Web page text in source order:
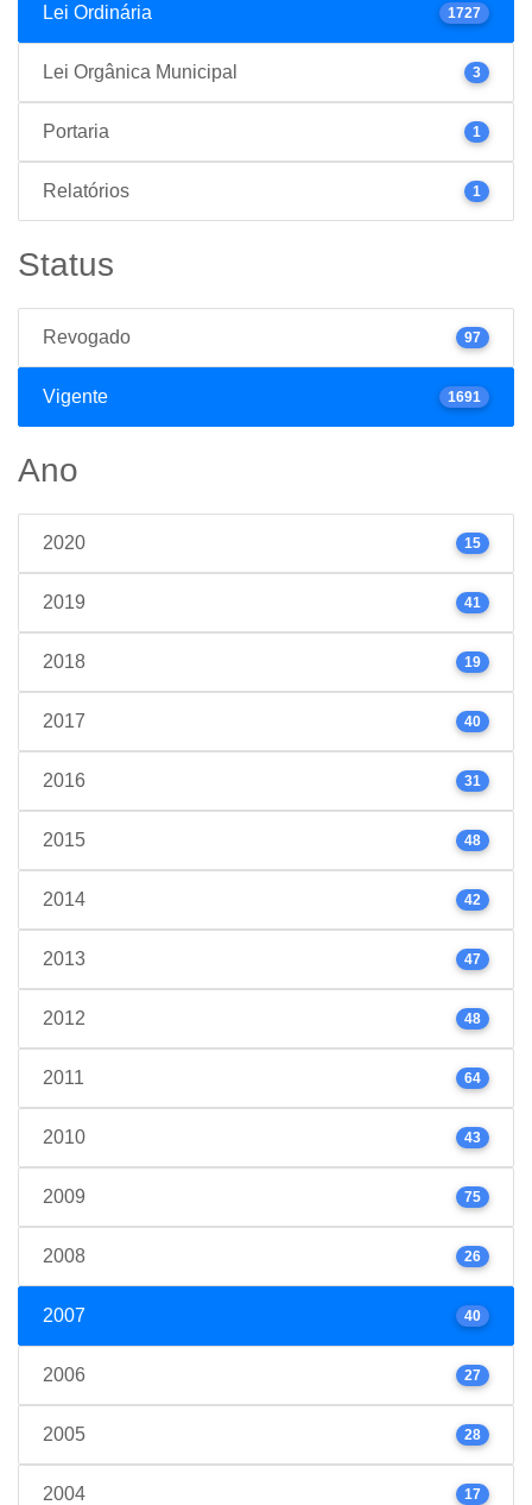
Lei Ordinária 1727
Lei Orgânica Municipal 3
Portaria 1
Relatórios 1
Status
Revogado 97
Vigente 1691
Ano
2020 15
2019 41
2018 19
2017 40
2016 31
2015 48
2014 42
2013 47
2012 48
2011 64
2010 43
2009 75
2008 26
2007 40
2006 27
2005 28
2004 17